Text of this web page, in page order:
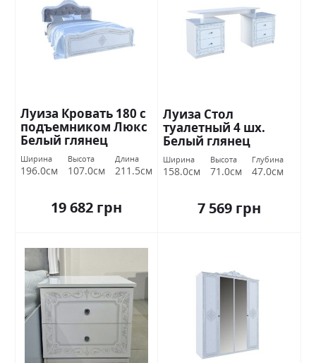
Луиза Кровать 180 с
подъемником Люкс
Белый глянец
Миромарк
Ширина
196.0см
Высота
107.0см
Длина
211.5см
19 682 грн
Луиза Стол
туалетный 4 шх.
Белый глянец
Миромарк
Ширина
158.0см
Высота
71.0см
Глубина
47.0см
7 569 грн